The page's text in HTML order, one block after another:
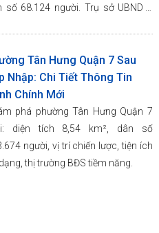
số 68.124 người. Trụ sở UBND 7
Tân Hưng Quận 7 Sau
Nhập: Chi Tiết Thông Tin
Chính Mới
phá phường Tân Hưng Quận 7
diện tích 8,54 km², dân số
người, vị trí chiến lược, tiện ích
thị trường BĐS tiềm năng.